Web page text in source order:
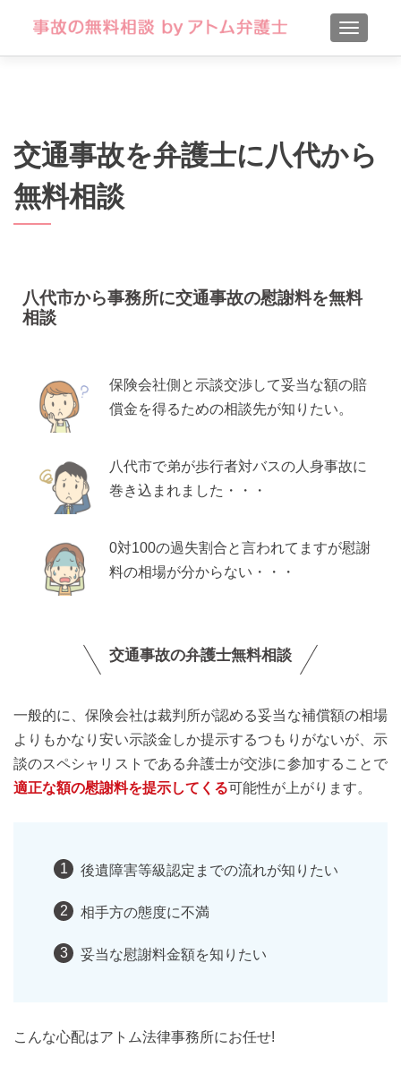
交通事故を弁護士に八代から
無料相談
八代市から事務所に交通事故の慰謝料を無料
相談
保険会社側と示談交渉して妥当な額の賠
償金を得るための相談先が知りたい。
八代市で弟が歩行者対バスの人身事故に
巻き込まれました・・・
0対100の過失割合と言われてますが慰謝
料の相場が分からない・・・
交通事故の弁護士無料相談
一般的に、保険会社は裁判所が認める妥当な補償額の相場
よりもかなり安い示談金しか提示するつもりがないが、示
談のスペシャリストである弁護士が交渉に参加することで
適正な額の慰謝料を提示してくる可能性が上がります。
後遺障害等級認定までの流れが知りたい
相手方の態度に不満
妥当な慰謝料金額を知りたい
こんな心配はアトム法律事務所にお任せ!